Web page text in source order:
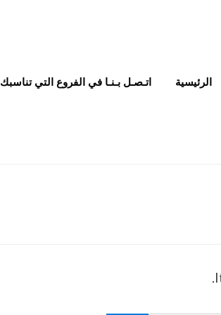
الرئيسية اتـصـل بـنـا في الفروع التي تناسبك